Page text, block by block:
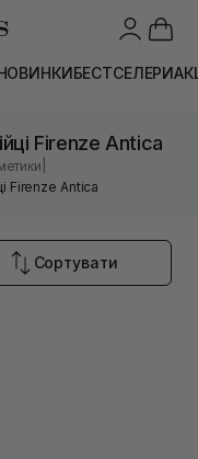
БЕСТСЕЛЕРИ
Firenze Antica
Firenze Antica
Сортувати